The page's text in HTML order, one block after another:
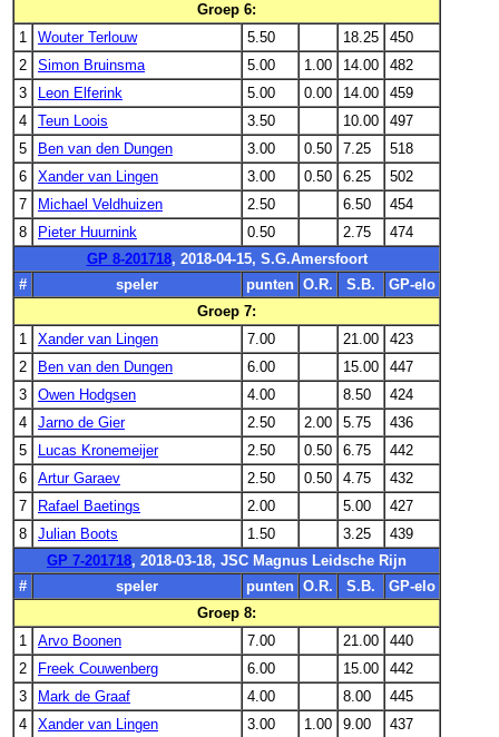
Groep 6:
1
Wouter Terlouw 5.50 18.25
450
2
Simon Bruinsma 5.00 1.00 14.00
482
3
Leon Elferink 5.00 0.00 14.00
459
4
Teun Loois 3.50 10.00
497
5
Ben van den Dungen 3.00 0.50 7.25
518
6
Xander van Lingen 3.00 0.50 6.25
502
7
Michael Veldhuizen 2.50 6.50
454
8
Pieter Huurnink 0.50 2.75
474
GP 8-201718, 2018-04-15, S.G.Amersfoort
#
speler punten O.R. S.B.
GP-elo
Groep 7:
1
Xander van Lingen 7.00 21.00
423
2
Ben van den Dungen 6.00 15.00
447
3
Owen Hodgsen 4.00 8.50
424
4
Jarno de Gier 2.50 2.00 5.75
436
5
Lucas Kronemeijer 2.50 0.50 6.75
442
6
Artur Garaev 2.50 0.50 4.75
432
7
Rafael Baetings 2.00 5.00
427
8
Julian Boots 1.50 3.25
439
GP 7-201718, 2018-03-18, JSC Magnus Leidsche Rijn
#
speler punten O.R. S.B.
GP-elo
Groep 8:
1
Arvo Boonen 7.00 21.00
440
2
Freek Couwenberg 6.00 15.00
442
3
Mark de Graaf 4.00 8.00
445
4
Xander van Lingen 3.00 1.00 9.00 437